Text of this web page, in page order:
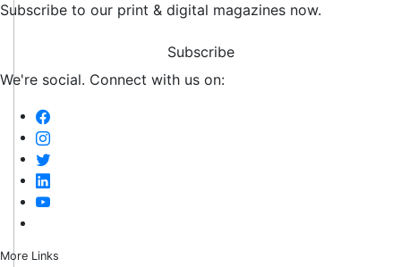
Subscribe to our print & digital magazines now.
Subscribe
We're social. Connect with us on:
More Links